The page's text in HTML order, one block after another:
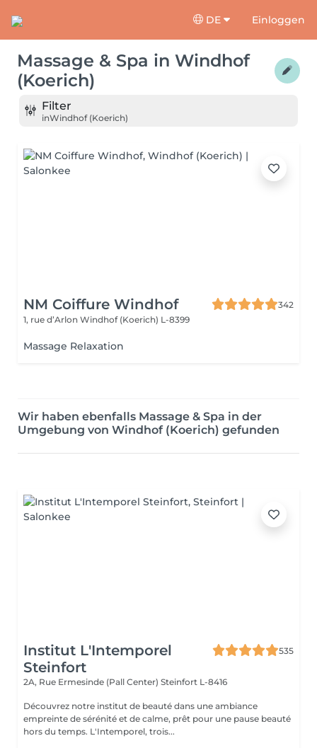
DE Einloggen
Massage & Spa in Windhof
(Koerich)
Filter
inWindhof (Koerich)
NM Coiffure Windhof
342
1, rue d’Arlon Windhof (Koerich) L-8399
Massage Relaxation
Wir haben ebenfalls Massage & Spa in der
Umgebung von Windhof (Koerich) gefunden
Institut L'Intemporel
Steinfort
535
2A, Rue Ermesinde (Pall Center) Steinfort L-8416
Découvrez notre institut de beauté dans une ambiance
empreinte de sérénité et de calme, prêt pour une pause beauté
hors du temps. L'Intemporel, trois...